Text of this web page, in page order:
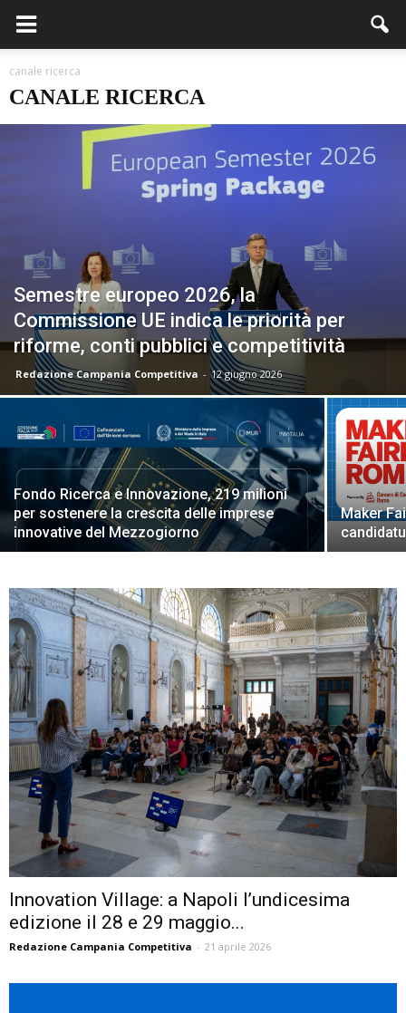
canale ricerca
CANALE RICERCA
Semestre europeo 2026, la
Commissione UE indica le priorità per
riforme, conti pubblici e competitività
Redazione Campania Competitiva - 12 giugno 2026
Fondo Ricerca e Innovazione, 219 milioni
per sostenere la crescita delle imprese
innovative del Mezzogiorno
Maker
Innovation Village: a Napoli l’undicesima
edizione il 28 e 29 maggio...
Redazione Campania Competitiva - 21 aprile 2026